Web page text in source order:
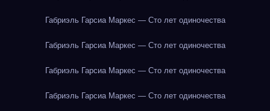
Габриэль Гарсиа Маркес — Сто лет одиночества
Габриэль Гарсиа Маркес — Сто лет одиночества
Габриэль Гарсиа Маркес — Сто лет одиночества
Габриэль Гарсиа Маркес — Сто лет одиночества